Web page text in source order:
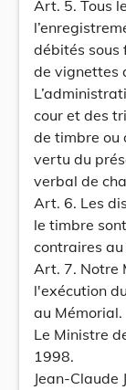
Art. 5. Tous
débités sous
de vignettes
cour et des
de timbre ou
vertu du
verbal de
Art. 6. Les
le timbre
contraires
Art. 7. Notre
l'exécution
au Mémorial.
Le Ministre
1998.
Jean-Claude